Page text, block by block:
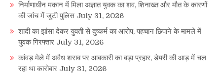
निर्माणाधीन मकान में मिला अज्ञात युवक का शव, शिनाख्त और मौत के कारणों
की जांच में जुटी पुलिस July 31, 2026
शादी का झांसा देकर युवती से दुष्कर्म का आरोप, पहचान छिपाने के मामले में
युवक गिरफ्तार July 31, 2026
कांवड़ मेले में अवैध शराब पर आबकारी का बड़ा प्रहार, डेयरी की आड़ में चल
रहा था कारोबार July 31, 2026